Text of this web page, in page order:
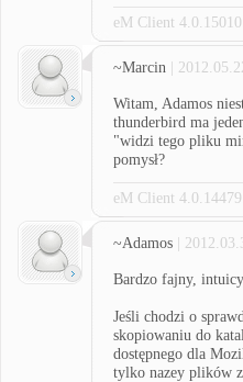
eM Client
~Marcin |
Witam, Adamos
thunderbird ma
"widzi tego pliku
pomysł?
eM Client
~Adamos |
Bardzo fajny,
Jeśli chodzi o
skopiowaniu do
dostępnego dla
tylko nazey plików